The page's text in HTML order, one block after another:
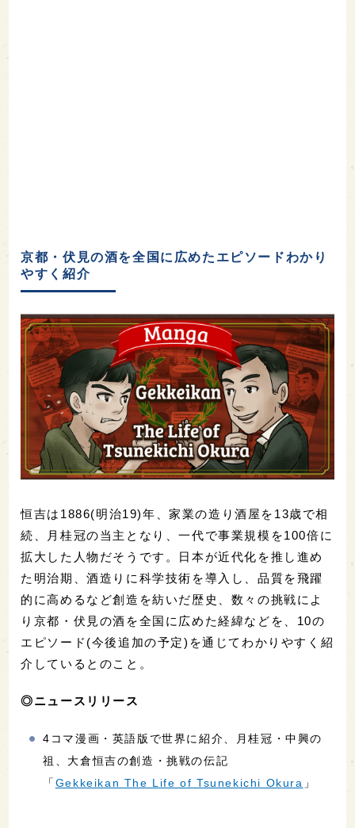
京都・伏見の酒を全国に広めたエピソードわかり
やすく紹介
恒吉は1886(明治19)年、家業の造り酒屋を13歳で相
続、月桂冠の当主となり、一代で事業規模を100倍に
拡大した人物だそうです。日本が近代化を推し進め
た明治期、酒造りに科学技術を導入し、品質を飛躍
的に高めるなど創造を紡いだ歴史、数々の挑戦によ
り京都・伏見の酒を全国に広めた経緯などを、10の
エピソード(今後追加の予定)を通じてわかりやすく紹
介しているとのこと。
◎ニュースリリース
4コマ漫画・英語版で世界に紹介、月桂冠・中興の
祖、大倉恒吉の創造・挑戦の伝記
「 Gekkeikan The Life of Tsunekichi Okura 」